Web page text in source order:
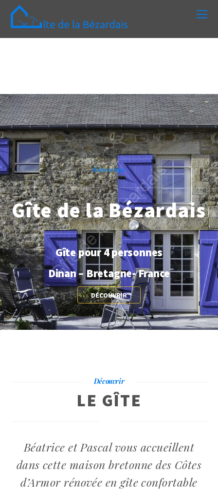
Bienvenue
Gîte de la Bézardais
Gîte pour 4 personnes
Dinan – Bretagne- France
DÉCOUVRIR
Découvrir
LE GÎTE
Béatrice et Pascal vous accueillent
dans cette maison bretonne des Côtes
d’Armor rénovée en gîte confortable